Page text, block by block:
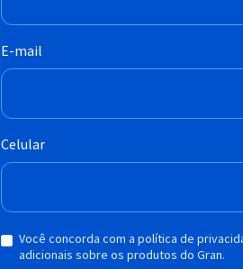
E-mail
Celular
Você concorda com a política de
adicionais sobre os produtos do Gran.